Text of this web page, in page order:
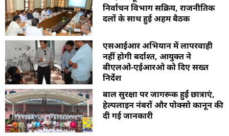
निर्वाचन विभाग सक्रिय, राजनीतिक
दलों के साथ हुई अहम बैठक
एसआईआर अभियान में लापरवाही
नहीं होगी बर्दाश्त, आयुक्त ने
बीएलओ-एईआरओ को दिए सख्त
निर्देश
बाल सुरक्षा पर जागरूक हुईं छात्राएं,
हेल्पलाइन नंबरों और पोक्सो कानून की
दी गई जानकारी